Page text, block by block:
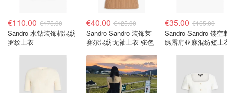
€110.00 €175.00
Sandro 水钻装饰棉混纺
罗纹上衣
€40.00 €125.00
Sandro Sandro 装饰莱
赛尔混纺无袖上衣 驼色
€35.00 €165.00
Sandro Sandro 镂空
绣露肩亚麻混纺短上